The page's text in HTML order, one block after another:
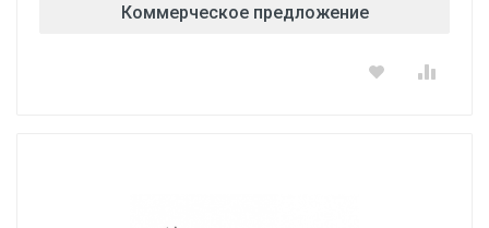
Коммерческое предложение